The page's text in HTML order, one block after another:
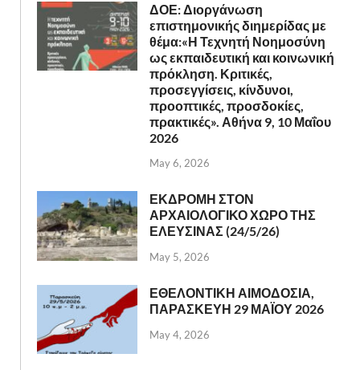
ΔΟΕ: Διοργάνωση
επιστημονικής διημερίδας με
θέμα:«Η Τεχνητή Νοημοσύνη
ως εκπαιδευτική και κοινωνική
πρόκληση. Κριτικές,
προσεγγίσεις, κίνδυνοι,
προοπτικές, προσδοκίες,
πρακτικές». Αθήνα 9, 10 Μαΐου
2026
May 6, 2026
ΕΚΔΡΟΜΗ ΣΤΟΝ
ΑΡΧΑΙΟΛΟΓΙΚΟ ΧΩΡΟ ΤΗΣ
ΕΛΕΥΣΙΝΑΣ (24/5/26)
May 5, 2026
ΕΘΕΛΟΝΤΙΚΗ ΑΙΜΟΔΟΣΙΑ,
ΠΑΡΑΣΚΕΥΗ 29 ΜΑΪΟΥ 2026
May 4, 2026